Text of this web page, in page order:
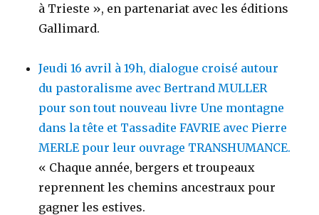
à Trieste », en partenariat avec les éditions
Gallimard.
Jeudi 16 avril à 19h, dialogue croisé autour
du pastoralisme avec Bertrand MULLER
pour son tout nouveau livre Une montagne
dans la tête et Tassadite FAVRIE avec Pierre
MERLE pour leur ouvrage TRANSHUMANCE.
« Chaque année, bergers et troupeaux
reprennent les chemins ancestraux pour
gagner les estives.